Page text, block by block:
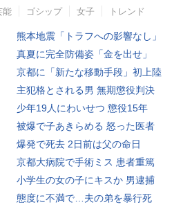
能 ゴシップ 女子 トレンド
熊本地震「トラフへの影響なし」
真夏に完全防備姿「金を出せ」
京都に「新たな移動手段」初上陸
主犯格とされる男 無期懲役判決
少年19人にわいせつ 懲役15年
被爆で子あきらめる 怒った医者
爆発で死去 2日前は父の命日
京都大病院で手術ミス 患者重篤
小学生の女の子にキスか 男逮捕
態度に不満で…夫の弟を暴行死